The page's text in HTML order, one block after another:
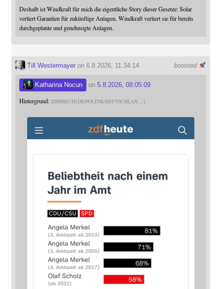
Deshalb ist Windkraft für mich die eigentliche Story dieser Gesetze: Solar
verliert Garantien für zukünftige Anlagen. Windkraft verliert sie für bereits
durchgeplante und genehmigte Anlagen.
boosted
Till Westermayeron 6.8.2026, 11:34:14
Katharina Nocun on 5.8.2026, 08:05:09
Hintergrund: ZDFHEUTE.DE/POLITIK/DEUTSCHLAN